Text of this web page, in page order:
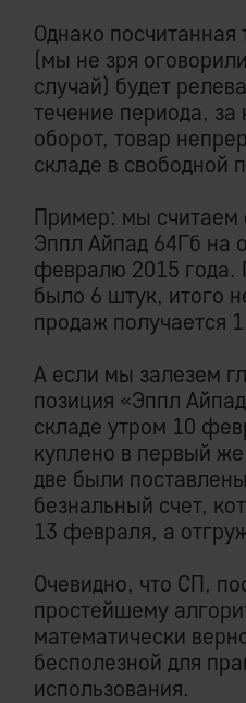
Однако
(мы не зря
случай) будет
течение периода,
оборот, товар
складе в свободной
Пример: мы считаем
Эппл Айпад 64Гб на
февралю 2015 года.
было 6 штук, итого
продаж получается
А если мы залезем
позиция «Эппл
складе утром 10
куплено в первый
две были
безнальный счет,
13 февраля, а
Очевидно, что СП,
простейшему
математически
бесполезной для
использования.